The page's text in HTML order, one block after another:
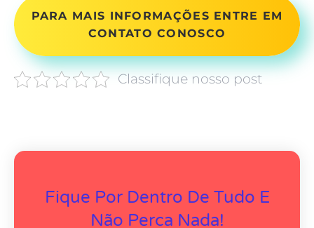
PARA MAIS INFORMAÇÕES ENTRE EM
CONTATO CONOSCO
Classifique nosso post
Fique Por Dentro De Tudo E
Não Perca Nada!